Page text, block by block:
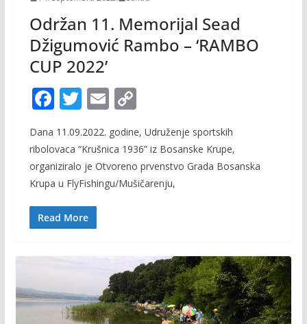
Održan 11. Memorijal Sead
Džigumović Rambo – ‘RAMBO
CUP 2022’
F
e
b
o
o
k
T
itt
er
E
m
ai
l
C
p
y
Li
Dana 11.09.2022. godine, Udruženje sportskih
ribolovaca “Krušnica 1936” iz Bosanske Krupe,
organiziralo je Otvoreno prvenstvo Grada Bosanska
Krupa u FlyFishingu/Mušičarenju,
Read More